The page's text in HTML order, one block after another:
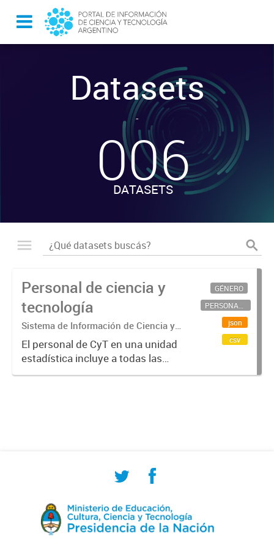
Datasets
-
006
DATASETS
Personal de ciencia y
tecnología
Sistema de Información de Ciencia y
Tecnología Argentino (SICYTAR)
El personal de CyT en una unidad
estadística incluye a todas las
personas involucradas
GÉNERO
PERSONAL CIENTÍFICO-TECNOLÓGICO
json
csv